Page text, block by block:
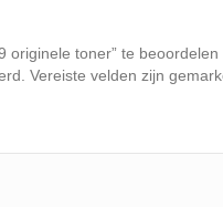
originele toner” te beoordelen
Vereiste velden zijn